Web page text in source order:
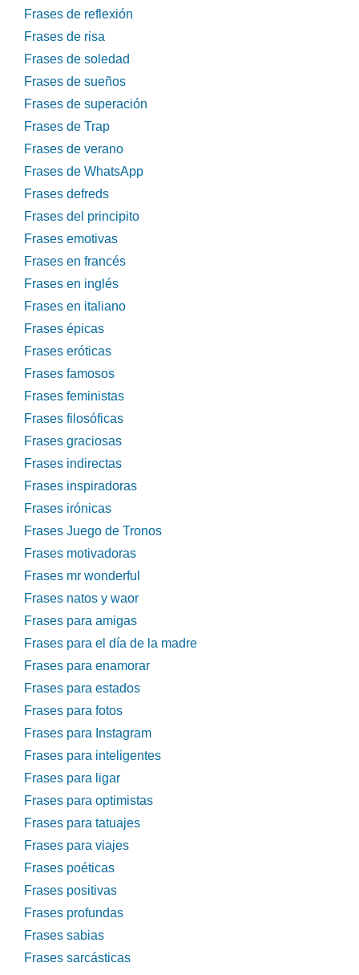
Frases de reflexión
Frases de risa
Frases de soledad
Frases de sueños
Frases de superación
Frases de Trap
Frases de verano
Frases de WhatsApp
Frases defreds
Frases del principito
Frases emotivas
Frases en francés
Frases en inglés
Frases en italiano
Frases épicas
Frases eróticas
Frases famosos
Frases feministas
Frases filosóficas
Frases graciosas
Frases indirectas
Frases inspiradoras
Frases irónicas
Frases Juego de Tronos
Frases motivadoras
Frases mr wonderful
Frases natos y waor
Frases para amigas
Frases para el día de la madre
Frases para enamorar
Frases para estados
Frases para fotos
Frases para Instagram
Frases para inteligentes
Frases para ligar
Frases para optimistas
Frases para tatuajes
Frases para viajes
Frases poéticas
Frases positivas
Frases profundas
Frases sabias
Frases sarcásticas